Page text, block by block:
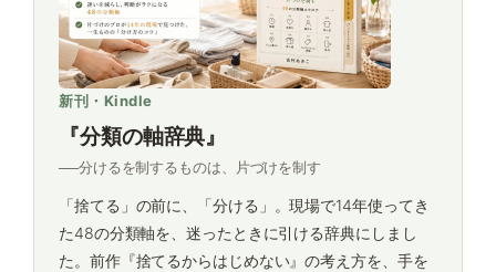
新刊・Kindle
『分類の軸辞典』
──分けるを制するものは、片づけを制す
「捨てる」の前に、「分ける」。現場で14年使ってき
た48の分類軸を、迷ったときに引ける辞典にしまし
た。前作『捨てるからはじめない』の考え方を、手を